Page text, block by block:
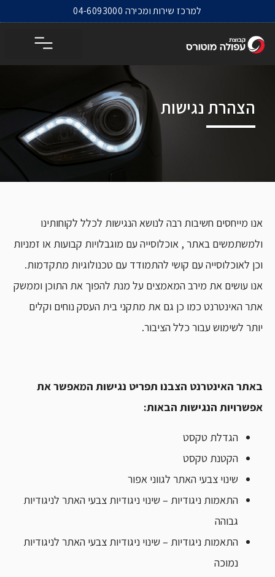
למרכז שירות ומכירה 04-6093000
הצהרת נגישות
אנו מייחסים חשיבות רבה לנושא הנגישות לכלל לקוחותינו
ולמשתמשים באתר , אוכלוסייה עם מוגבלויות קבועות או זמניות
וכן לאוכלוסייה עם קושי להתמודד עם טכנולוגיות מתקדמות.
אנו עושים את מירב המאמצים על מנת להפוך את התוכן וממשק
אתר האינטרנט כמו כן גם את מתקני בית העסק נוחים וקלים
יותר לשימוש עבור כלל הציבור.
באתר האינטרנט הצבנו תפריט נגישות המאפשר את
אפשרויות הנגישות הבאות:
הגדלת טקסט
הקטנת טקסט
שינוי צבעי האתר לגווני אפור
התאמות ניגודיות – שינוי ניגודיות צבעי האתר לניגודיות
גבוהה
התאמות ניגודיות – שינוי ניגודיות צבעי האתר לניגודיות
נמוכה